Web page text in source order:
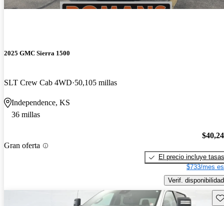
2025 GMC Sierra 1500
SLT Crew Cab 4WD 50,105 millas
Independence, KS
36 millas
Gran oferta
El precio incluye tasas
$733/mes
Verif. disponibilidad